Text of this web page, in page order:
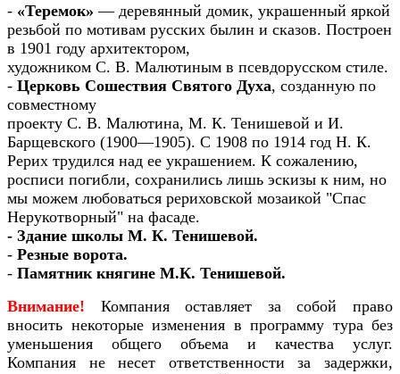
- «Теремок» — деревянный домик, украшенный яркой
резьбой по мотивам русских былин и сказов. Построен
в 1901 году архитектором,
художником С. В. Малютиным в псевдорусском стиле.
- Церковь Сошествия Святого Духа, созданную по
совместному
проекту С. В. Малютина, М. К. Тенишевой и И.
Барщевского (1900—1905). С 1908 по 1914 год Н. К.
Рерих трудился над ее украшением. К сожалению,
росписи погибли, сохранились лишь эскизы к ним, но
мы можем любоваться рериховской мозаикой "Спас
Нерукотворный" на фасаде.
- Здание школы М. К. Тенишевой.
- Резные ворота.
- Памятник княгине М.К. Тенишевой.
Внимание!
Компания оставляет за собой право
вносить некоторые изменения в программу тура без
уменьшения общего объема и качества услуг.
Компания не несет ответственности за задержки,